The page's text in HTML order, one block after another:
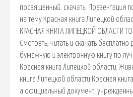
посвященный. cкачать: Презентация
на тему Красная книга Липецкой
КРАСНАЯ КНИГА ЛИПЕЦКОЙ ОБЛАСТИ
Смотреть, читать и скачать бесплатно
бумажную и электронную книгу по
Красная книга Липецкой области,
книга Липецкой области Красная
а официальный документ,